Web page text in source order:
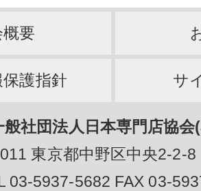
要
護指針 サ
般社団法人日本専門店協
東京都中野区中央2-2-
03-5937-5682 FAX 03-